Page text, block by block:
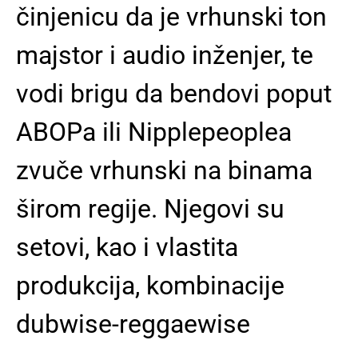
činjenicu da je vrhunski ton
majstor i audio inženjer, te
vodi brigu da bendovi poput
ABOPa ili Nipplepeoplea
zvuče vrhunski na binama
širom regije. Njegovi su
setovi, kao i vlastita
produkcija, kombinacije
dubwise-reggaewise